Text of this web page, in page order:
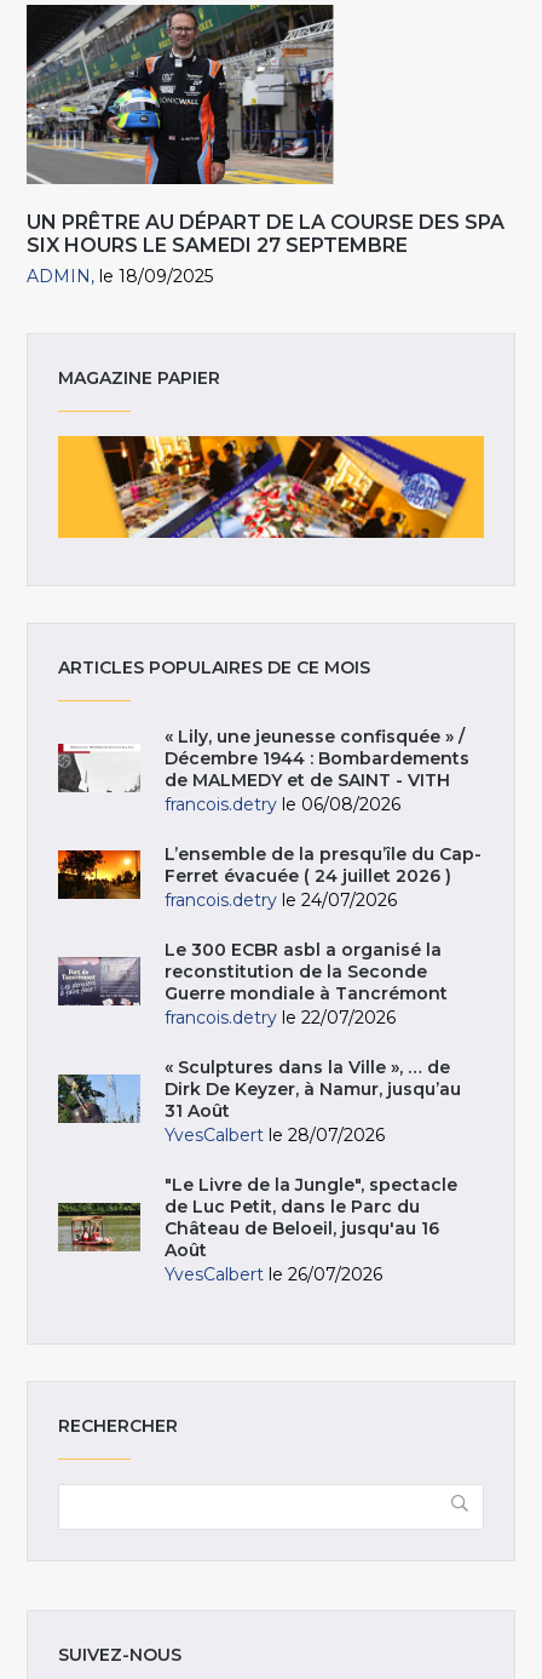
UN PRÊTRE AU DÉPART DE LA COURSE DES SPA
SIX HOURS LE SAMEDI 27 SEPTEMBRE
ADMIN le 18/09/2025
MAGAZINE PAPIER
ARTICLES POPULAIRES DE CE MOIS
« Lily, une jeunesse confisquée » /
Décembre 1944 : Bombardements
de MALMEDY et de SAINT - VITH
francois.detry le 06/08/2026
L’ensemble de la presqu’île du Cap-
Ferret évacuée ( 24 juillet 2026 )
francois.detry le 24/07/2026
Le 300 ECBR asbl a organisé la
reconstitution de la Seconde
Guerre mondiale à Tancrémont
francois.detry le 22/07/2026
« Sculptures dans la Ville », … de
Dirk De Keyzer, à Namur, jusqu’au
31 Août
YvesCalbert le 28/07/2026
"Le Livre de la Jungle", spectacle
de Luc Petit, dans le Parc du
Château de Beloeil, jusqu'au 16
Août
YvesCalbert le 26/07/2026
RECHERCHER
SUIVEZ-NOUS